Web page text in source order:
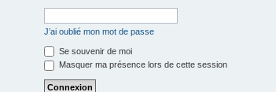
J’ai oublié mon mot de passe
Se souvenir de moi
Masquer ma présence lors de cette session